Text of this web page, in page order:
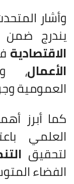
وأشار
يندرج ضمن
الاقتصادية
الأعمال،
العمومية
كما أبرز
العلمي
لتحقيق
الفضاء